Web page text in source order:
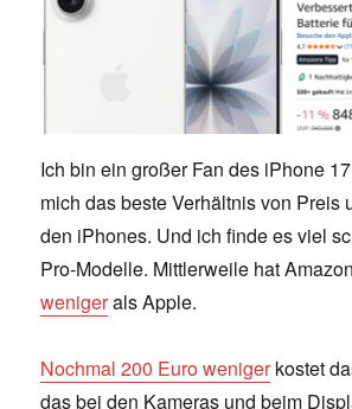
Ich bin ein großer Fan des iPhone
mich das beste Verhältnis von Preis
den iPhones. Und ich finde es viel
Pro-Modelle. Mittlerweile hat
wenigerals Apple.
Nochmal 200 Euro wenigerkostet
das bei den Kameras und beim